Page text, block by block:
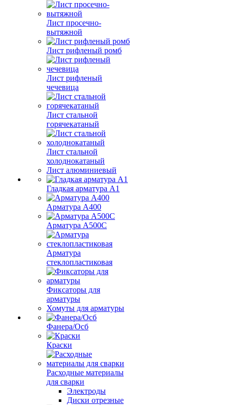
Лист просечно-
вытяжной
Лист рифленый ромб
Лист рифленый
чечевица
Лист стальной
горячекатаный
Лист стальной
холоднокатаный
Лист алюминиевый
Гладкая арматура А1
Арматура А400
Арматура A500C
Арматура
стеклопластиковая
Фиксаторы для
арматуры
Хомуты для арматуры
Фанера/Осб
Краски
Расходные материалы
для сварки
Электроды
Диски отрезные